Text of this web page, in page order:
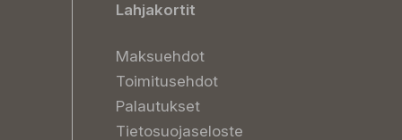
Lahjakortit
Maksuehdot
Toimitusehdot
Palautukset
Tietosuojaseloste